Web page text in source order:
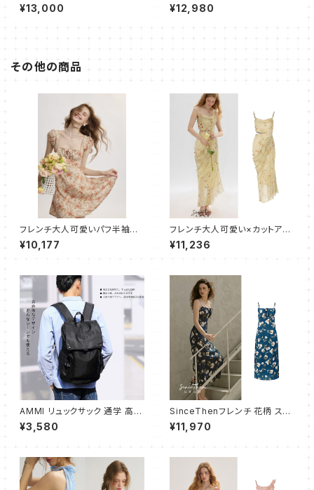
カート セットアップ
¥13,000
ト トップス スカート セットアッ
プ
¥12,980
その他の商品
フレンチ大人可愛いパフ半袖ワ
ンピース ショート スリム
¥10,177
フレンチ大人可愛い×カットアウ
ト×ギャザー キャミワンピース
¥11,236
AMMI リュックサック 通学 高校
生 大学生 人気 メンズ バックパ
ック 大容量 ビジネスリュック お
¥3,580
SinceThenフレンチ 花柄 スリ
ム キャミソール ワンピース ロン
グ
¥11,970